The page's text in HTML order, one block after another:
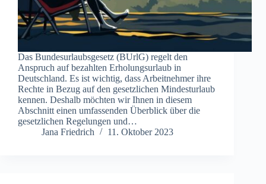
Das Bundesurlaubsgesetz (BUrlG) regelt den
Anspruch auf bezahlten Erholungsurlaub in
Deutschland. Es ist wichtig, dass Arbeitnehmer ihre
Rechte in Bezug auf den gesetzlichen Mindesturlaub
kennen. Deshalb möchten wir Ihnen in diesem
Abschnitt einen umfassenden Überblick über die
gesetzlichen Regelungen und…
Jana Friedrich
11. Oktober 2023